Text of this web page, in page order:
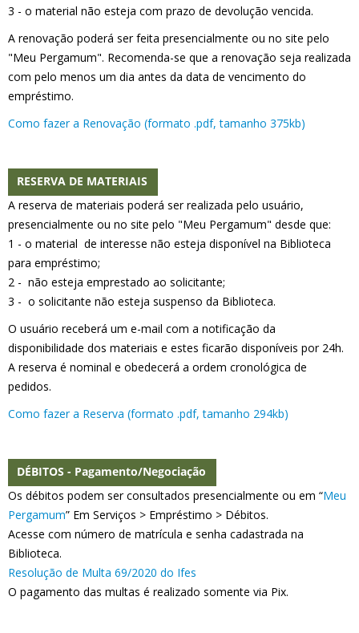
3 - o material não esteja com prazo de devolução vencida.
A renovação poderá ser feita presencialmente ou no site pelo
"Meu Pergamum". Recomenda-se que a renovação seja realizada
com pelo menos um dia antes da data de vencimento do
empréstimo.
Como fazer a Renovação (formato .pdf, tamanho 375kb)
RESERVA DE MATERIAIS
A reserva de materiais poderá ser realizada pelo usuário,
presencialmente ou no site pelo "Meu Pergamum" desde que:
1 - o material de interesse não esteja disponível na Biblioteca
para empréstimo;
2 - não esteja emprestado ao solicitante;
3 - o solicitante não esteja suspenso da Biblioteca.
O usuário receberá um e-mail com a notificação da
disponibilidade dos materiais e estes ficarão disponíveis por 24h.
A reserva é nominal e obedecerá a ordem cronológica de
pedidos.
Como fazer a Reserva (formato .pdf, tamanho 294kb)
DÉBITOS - Pagamento/Negociação
Os débitos podem ser consultados presencialmente ou em “Meu
Pergamum” Em Serviços > Empréstimo > Débitos.
Acesse com número de matrícula e senha cadastrada na
Biblioteca.
Resolução de Multa 69/2020 do Ifes
O pagamento das multas é realizado somente via Pix.